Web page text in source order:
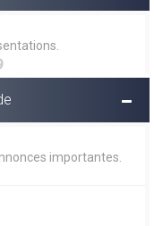
importantes.